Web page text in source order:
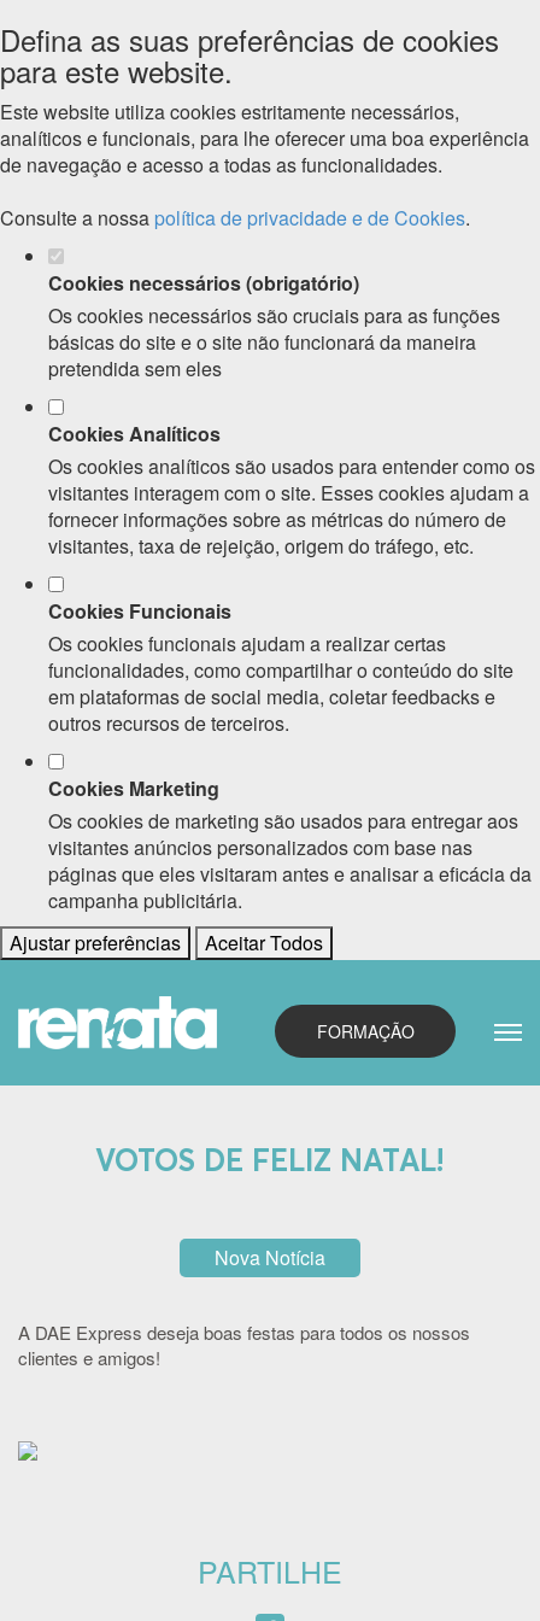
Defina as suas preferências de cookies
para este website.
Este website utiliza cookies estritamente necessários,
analíticos e funcionais, para lhe oferecer uma boa experiência
de navegação e acesso a todas as funcionalidades.
Consulte a nossa política de privacidade e de Cookies.
Cookies necessários (obrigatório)
Os cookies necessários são cruciais para as funções
básicas do site e o site não funcionará da maneira
pretendida sem eles
Cookies Analíticos
Os cookies analíticos são usados para entender como os
visitantes interagem com o site. Esses cookies ajudam a
fornecer informações sobre as métricas do número de
visitantes, taxa de rejeição, origem do tráfego, etc.
Cookies Funcionais
Os cookies funcionais ajudam a realizar certas
funcionalidades, como compartilhar o conteúdo do site
em plataformas de social media, coletar feedbacks e
outros recursos de terceiros.
Cookies Marketing
Os cookies de marketing são usados para entregar aos
visitantes anúncios personalizados com base nas
páginas que eles visitaram antes e analisar a eficácia da
campanha publicitária.
Ajustar preferências
Aceitar Todos
FORMAÇÃO
VOTOS DE FELIZ NATAL!
Nova Notícia
A DAE Express desejaboas festas para todos os nossos
clientes e amigos!
PARTILHE